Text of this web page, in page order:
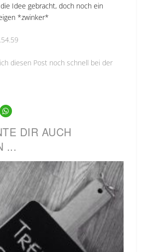
Idee gebracht, doch noch ein
*zwinker*
diesen Post noch schnell bei der
DIR AUCH
...